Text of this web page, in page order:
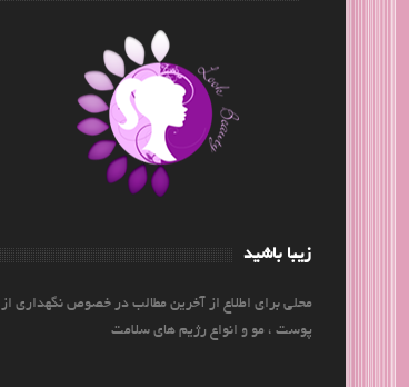
زیبا باشید
محلی برای اطلاع از آخرین مطالب در خصوص نگهداری از
پوست ، مو و انواع رژیم های سلامت